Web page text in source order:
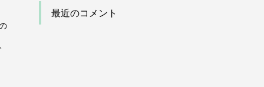
最近のコメント